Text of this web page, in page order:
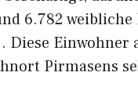
6.782 weibliche
Diese Einwohner
Pirmasens